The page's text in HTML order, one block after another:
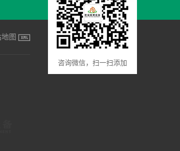
图
咨询微信，扫一扫添加